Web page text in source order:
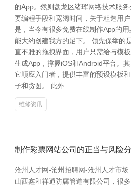
的App。然则盘龙区绪珲网络技术服
要编程手段和宽阔时间，关于粗造用
是，当今有很多免费在线制作App的
能大约创建我方的足下。 领先保举的
直不雅的拖拽界面，用户只需给与模
生成App，撑握iOS和Android平台。其
它顺应入门者，提供丰富的预设模板
子和贪图。 此外
维修资讯
制作彩票网站公司的正当与风险
沧州人才网-沧州招聘网-沧州人才市场
山西鑫和祥通防腐管道有限公司，很